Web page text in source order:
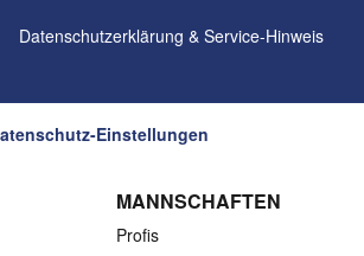
Datenschutzerklärung & Service-Hinweis
Einstellungen
MANNSCHAFTEN
Profis